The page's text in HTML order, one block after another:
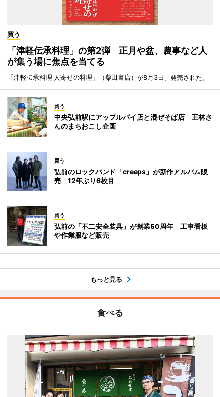
買う
「津軽伝承料理」の第2弾 正月や盆、農事など人
が集う場に焦点を当てる
「津軽伝承料理 人寄せの料理」（柴田書店）が8月3日、発売された。
買う
中央弘前駅にアップルパイ店と混ぜそば店 王林さ
んのまちおこし企画
買う
弘前のロックバンド「creeps」が新作アルバム販
売 12年ぶり6枚目
買う
弘前の「不二安全装具」が創業50周年 工事看板
や作業服など販売
もっと見る
食べる